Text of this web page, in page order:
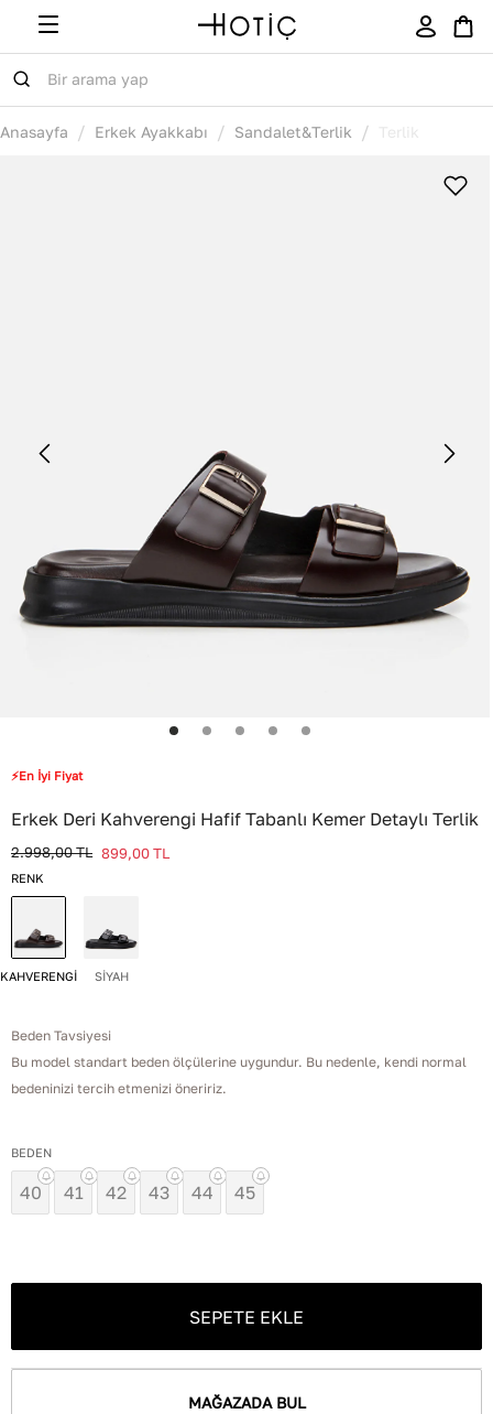
Anasayfa / Erkek Ayakkabı / Sandalet&Terlik /
⚡En İyi Fiyat
Erkek Deri Kahverengi Hafif Tabanlı Kemer Detaylı Terlik
2.998,00TL 899,00TL
RENK
KAHVERENGİ SİYAH
Beden Tavsiyesi
Bu model standart beden ölçülerine uygundur. Bu nedenle, kendi normal
bedeninizi tercih etmenizi öneririz.
BEDEN
40 41 42 43 44 45
SEPETE EKLE
MAĞAZADA BUL